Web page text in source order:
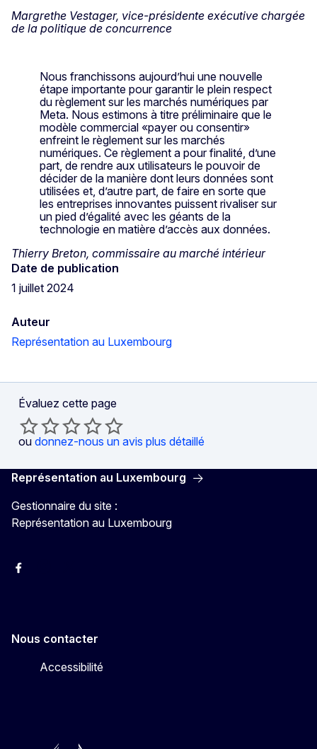
Margrethe Vestager, vice-présidente exécutive chargée
de la politique de concurrence
Nous franchissons aujourd’hui une nouvelle
étape importante pour garantir le plein respect
du règlement sur les marchés numériques par
Meta. Nous estimons à titre préliminaire que le
modèle commercial «payer ou consentir»
enfreint le règlement sur les marchés
numériques. Ce règlement a pour finalité, d’une
part, de rendre aux utilisateurs le pouvoir de
décider de la manière dont leurs données sont
utilisées et, d’autre part, de faire en sorte que
les entreprises innovantes puissent rivaliser sur
un pied d’égalité avec les géants de la
technologie en matière d’accès aux données.
Thierry Breton, commissaire au marché intérieur
Date de publication
1 juillet 2024
Auteur
Représentation au Luxembourg
Évaluez cette page
ou donnez-nous un avis plus détaillé
Représentation au Luxembourg
Gestionnaire du site :
Représentation au Luxembourg
Facebook
Nous contacter
Accessibilité